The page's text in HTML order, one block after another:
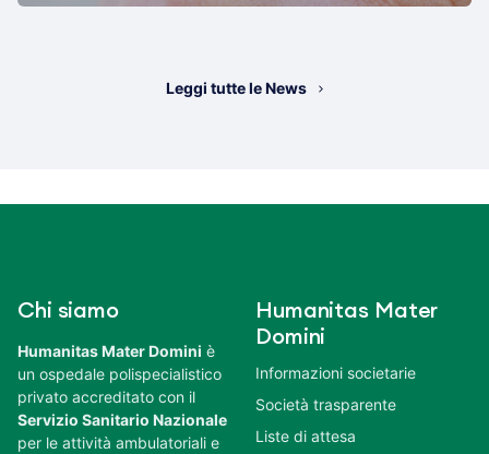
Leggi tutte le News
Chi siamo
Humanitas Mater Domini è
un ospedale polispecialistico
privato accreditato con il
Servizio Sanitario Nazionale
per le attività ambulatoriali e
Humanitas Mater
Domini
Informazioni societarie
Società trasparente
Liste di attesa